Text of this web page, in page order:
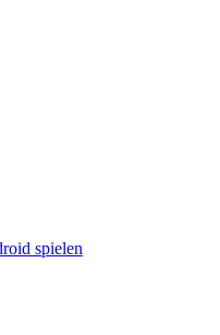
spielen